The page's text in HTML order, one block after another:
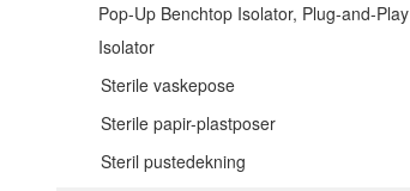
Pop-Up Benchtop Isolator, Plug-and-Play
Isolator
Sterile vaskepose
Sterile papir-plastposer
Steril pustedekning